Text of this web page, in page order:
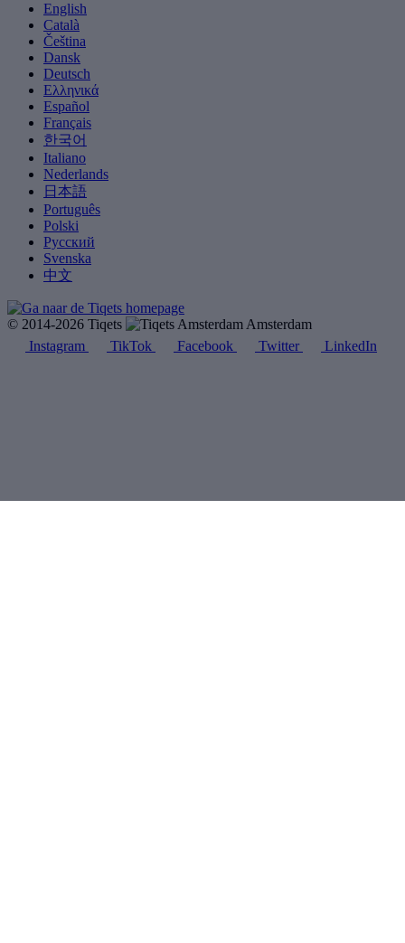
English
Català
Čeština
Dansk
Deutsch
Ελληνικά
Español
Français
한국어
Italiano
Nederlands
日本語
Português
Polski
Русский
Svenska
中文
© 2014-2026 Tiqets
Amsterdam
Instagram
TikTok Facebook Twitter LinkedIn